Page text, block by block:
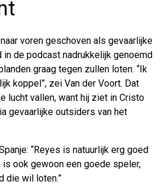
voren geschoven als gevaarlijke
in de podcast nadrukkelijk genoemd
graag tegen zullen loten. “Ik
koppel”, zei Van der Voort. Dat
lucht vallen, want hij ziet in Cristo
gevaarlijke outsiders van het
“Reyes is natuurlijk erg goed
ook gewoon een goede speler,
die wil loten.”